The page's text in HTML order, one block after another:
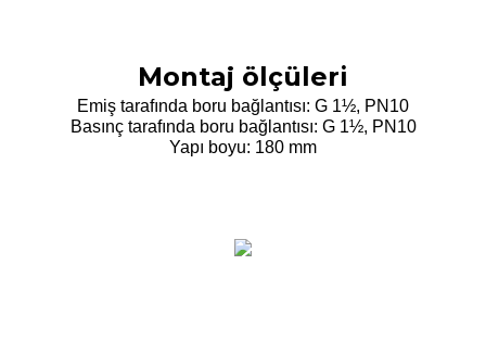
Montaj ölçüleri
Emiş tarafında boru bağlantısı: G 1½, PN10
Basınç tarafında boru bağlantısı: G 1½, PN10
Yapı boyu: 180 mm